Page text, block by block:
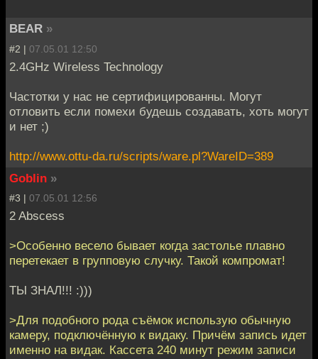
BEAR »
#2 | 07.05.01 12:50
2.4GHz Wireless Technology
Частотки у нас не сертифицированны. Могут
отловить если помехи будешь создавать, хоть могут
и нет ;)
http://www.ottu-da.ru/scripts/ware.pl?WareID=389
Goblin »
#3 | 07.05.01 12:56
2 Abscess
>Особенно весело бывает когда застолье плавно
перетекает в групповую случку. Такой компромат!
ТЫ ЗНАЛ!!! :)))
>Для подобного рода съёмок использую обычную
камеру, подключённую к видаку. Причём запись идет
именно на видак. Кассета 240 минут режим записи